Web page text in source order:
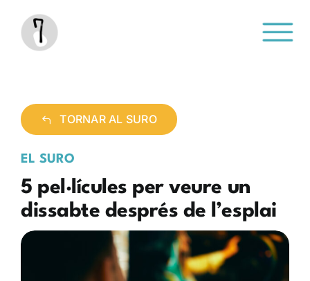
contenido
TORNAR AL SURO
EL SURO
5 pel·lícules per veure un
dissabte després de l’esplai